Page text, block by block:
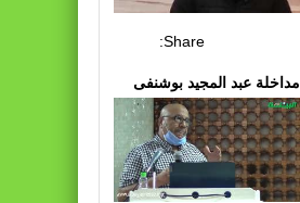
Share:
مداخلة عبد المجيد بوشنفى